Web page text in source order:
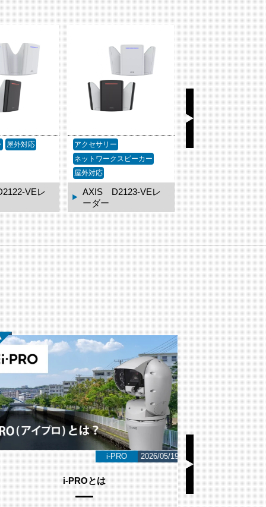
VEレ
アクセサリー
AXIS TQ3819-E ウ
ェザーシールド
アクセサリー 屋外対応
AXIS TD2901-
ダプターキット
i-PRO 2026/05/19
i-PROとは LAN